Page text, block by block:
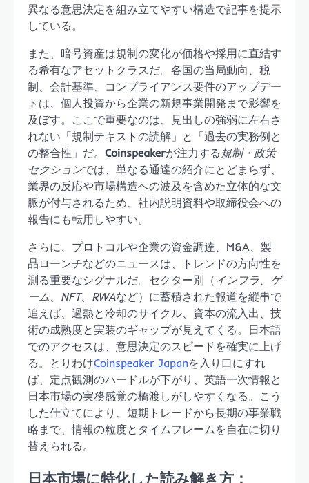
異なる意思決定を組み立てやすい構造で記事を提示
している。
また、暗号資産は規制の変化が価格や採用に直結す
る希有なアセットクラスだ。各国の当局動向、税
制、会計基準、コンプライアンス要件のアップデー
トは、個人投資から企業の新規事業開発まで影響を
及ぼす。ここで重要なのは、見出しの強弱に左右さ
れない「規制テキストの読解」と「過去の実務例と
の整合性」だ。 Coinspeakerが注力する 規制・政策
セクションでは、単なる通達の紹介にとどまらず、
業界の反応や市場構造への波及を含めた立体的な文
脈が付与されるため、社内説明資料や取締役会への
報告にも転用しやすい。
さらに、プロトコルや企業の資金調達、M&A、製
品ローンチなどのニュースは、トレンドの方向性を
測る重要なシグナルだ。セクター別（ インフラ
ゲ
ーム
NFT、 RWAなど）に蓄積された報道を縦串で
追えば、過熱と冷却のサイクル、資本の流入出、技
術の成熟度と実装のギャップが見えてくる。日本語
でのアクセスは、意思決定のスピードを確実に上げ
る。とりわけCoinspeaker Japanを入り口にすれ
ば、定点観測のハードルが下がり、英語一次情報と
日本市場の実務感覚の橋渡しがしやすくなる。こう
した仕立てにより、短期トレードから長期の事業戦
略まで、情報の粒度とタイムフレームを自在に切り
替えられる。
日本市場に特化した読み解き方：